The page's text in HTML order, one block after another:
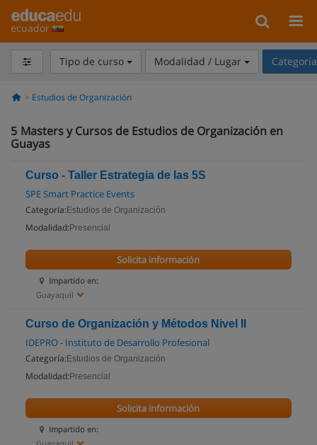
ecuador
Tipo de curso Modalidad / Lugar
Estudios de Organización
5 Masters y Cursos de Estudios de Organización en
Guayas
Curso - Taller Estrategia de las 5S
SPE Smart Practice Events
Categoría: Estudios de Organización
Modalidad: Presencial
Impartido en:
Guayaquil
Solicita información
Curso de Organización y Métodos Nivel II
IDEPRO - Instituto de Desarrollo Profesional
Categoría: Estudios de Organización
Modalidad: Presencial
Impartido en:
Solicita información